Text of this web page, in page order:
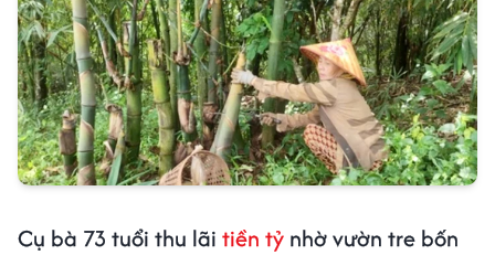
Cụ bà 73 tuổi thu lãi tiền tỷ nhờ vườn tre bốn